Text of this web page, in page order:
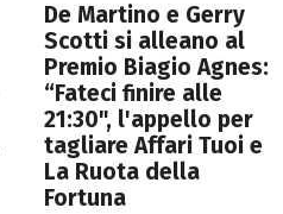
De Martino e Gerry
Scotti si alleano al
Premio Biagio Agnes:
“Fateci finire alle
21:30", l'appello per
tagliare Affari Tuoi e
La Ruota della
Fortuna